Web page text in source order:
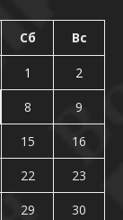
Сб Вс
1
2
8
9
15
16
22
23
29
30